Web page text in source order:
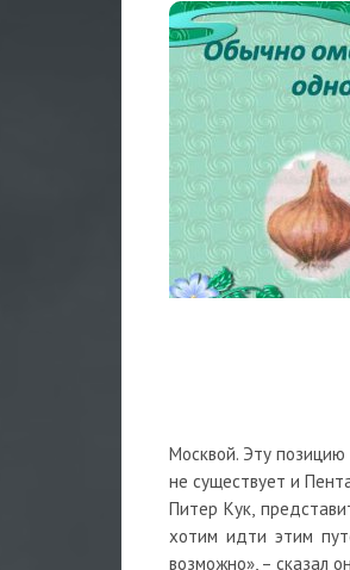
Москвой. Эту
не существует и
Питер Кук,
хотим идти этим
возможно», – сказал